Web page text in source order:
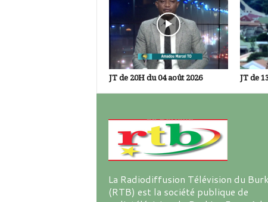
JT de 20H du 04 août 2026 JT de
La Radiodiffusion Télévision du
(RTB) est la société publique de